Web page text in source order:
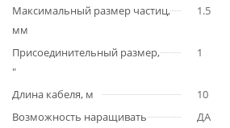
Максимальный размер частиц,
мм
1.5
Присоединительный размер,
"
1
Длина кабеля, м
10
Возможность наращивать
ДА